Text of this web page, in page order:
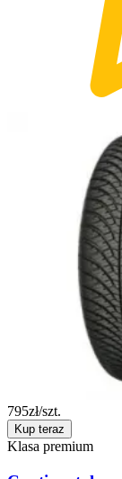
795zł/szt.
Kup teraz
Klasa premium